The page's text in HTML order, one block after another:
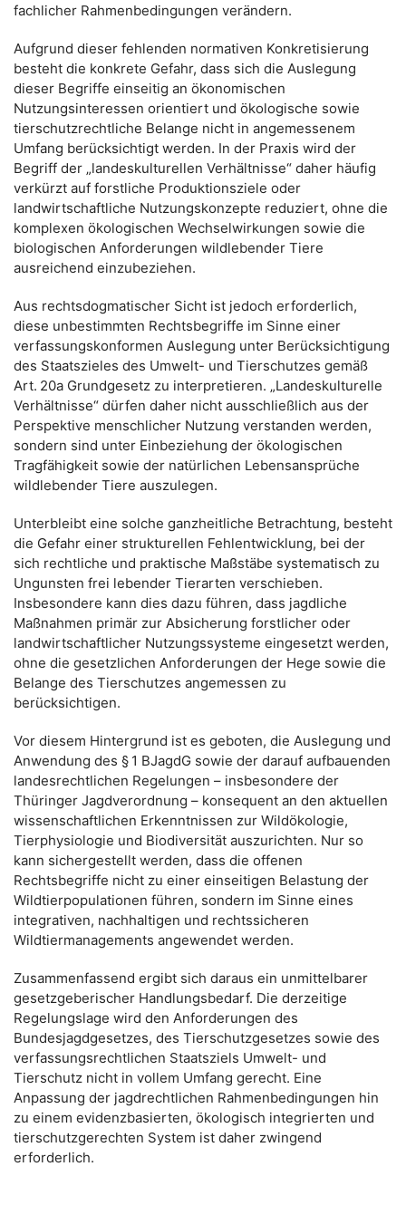
fachlicher Rahmenbedingungen verändern.
Aufgrund dieser fehlenden normativen Konkretisierung
besteht die konkrete Gefahr, dass sich die Auslegung
dieser Begriffe einseitig an ökonomischen
Nutzungsinteressen orientiert und ökologische sowie
tierschutzrechtliche Belange nicht in angemessenem
Umfang berücksichtigt werden. In der Praxis wird der
Begriff der „landeskulturellen Verhältnisse“ daher häufig
verkürzt auf forstliche Produktionsziele oder
landwirtschaftliche Nutzungskonzepte reduziert, ohne die
komplexen ökologischen Wechselwirkungen sowie die
biologischen Anforderungen wildlebender Tiere
ausreichend einzubeziehen.
Aus rechtsdogmatischer Sicht ist jedoch erforderlich,
diese unbestimmten Rechtsbegriffe im Sinne einer
verfassungskonformen Auslegung unter Berücksichtigung
des Staatszieles des Umwelt- und Tierschutzes gemäß
Art. 20a Grundgesetz zu interpretieren. „Landeskulturelle
Verhältnisse“ dürfen daher nicht ausschließlich aus der
Perspektive menschlicher Nutzung verstanden werden,
sondern sind unter Einbeziehung der ökologischen
Tragfähigkeit sowie der natürlichen Lebensansprüche
wildlebender Tiere auszulegen.
Unterbleibt eine solche ganzheitliche Betrachtung, besteht
die Gefahr einer strukturellen Fehlentwicklung, bei der
sich rechtliche und praktische Maßstäbe systematisch zu
Ungunsten frei lebender Tierarten verschieben.
Insbesondere kann dies dazu führen, dass jagdliche
Maßnahmen primär zur Absicherung forstlicher oder
landwirtschaftlicher Nutzungssysteme eingesetzt werden,
ohne die gesetzlichen Anforderungen der Hege sowie die
Belange des Tierschutzes angemessen zu
berücksichtigen.
Vor diesem Hintergrund ist es geboten, die Auslegung und
Anwendung des § 1 BJagdG sowie der darauf aufbauenden
landesrechtlichen Regelungen – insbesondere der
Thüringer Jagdverordnung – konsequent an den aktuellen
wissenschaftlichen Erkenntnissen zur Wildökologie,
Tierphysiologie und Biodiversität auszurichten. Nur so
kann sichergestellt werden, dass die offenen
Rechtsbegriffe nicht zu einer einseitigen Belastung der
Wildtierpopulationen führen, sondern im Sinne eines
integrativen, nachhaltigen und rechtssicheren
Wildtiermanagements angewendet werden.
Zusammenfassend ergibt sich daraus ein unmittelbarer
gesetzgeberischer Handlungsbedarf. Die derzeitige
Regelungslage wird den Anforderungen des
Bundesjagdgesetzes, des Tierschutzgesetzes sowie des
verfassungsrechtlichen Staatsziels Umwelt- und
Tierschutz nicht in vollem Umfang gerecht. Eine
Anpassung der jagdrechtlichen Rahmenbedingungen hin
zu einem evidenzbasierten, ökologisch integrierten und
tierschutzgerechten System ist daher zwingend
erforderlich.